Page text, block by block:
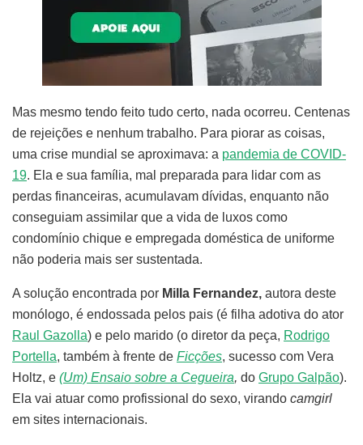
Mas mesmo tendo feito tudo certo, nada ocorreu. Centenas
de rejeições e nenhum trabalho. Para piorar as coisas,
uma crise mundial se aproximava: a pandemia de COVID-
19. Ela e sua família, mal preparada para lidar com as
perdas financeiras, acumulavam dívidas, enquanto não
conseguiam assimilar que a vida de luxos como
condomínio chique e empregada doméstica de uniforme
não poderia mais ser sustentada.
A solução encontrada por Milla Fernandez, autora deste
monólogo, é endossada pelos pais (é filha adotiva do ator
Raul Gazolla) e pelo marido (o diretor da peça, Rodrigo
Portella, também à frente de Ficções, sucesso com Vera
Holtz, e (Um) Ensaio sobre a Cegueira, do Grupo Galpão).
Ela vai atuar como profissional do sexo, virando camgirl
em sites internacionais.